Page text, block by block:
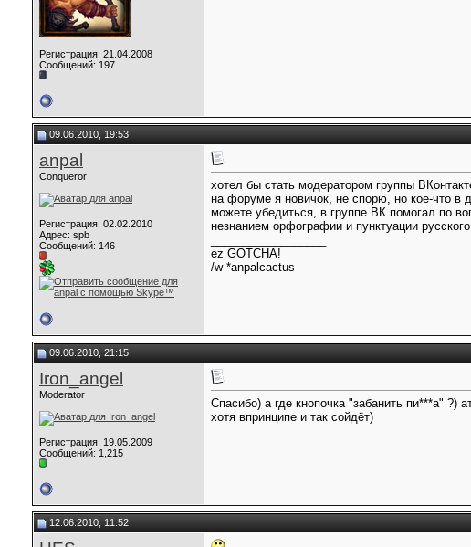
Регистрация: 21.04.2008
Сообщений: 197
09.06.2010, 19:53
anpal
Conqueror
Регистрация: 02.02.2010
Адрес: spb
Сообщений: 146
хотел бы стать модератором группы
на форуме я новичок, не спорю, но кое-что в
можете убедиться, в группе ВК помогал по
незнанием орфографии и пунктуации
ez GOTCHA!
/w *anpalcactus
09.06.2010, 21:15
Iron_angel
Moderator
Регистрация: 19.05.2009
Сообщений: 1,215
Спасибо) а где кнопочка "забанить пи***а" ?)
хотя впринципе и так сойдёт)
12.06.2010, 11:52